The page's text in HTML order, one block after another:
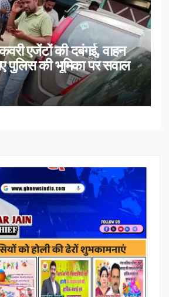
की दबंगई, वाहन
पुलिस की भूमिका पर सवाल